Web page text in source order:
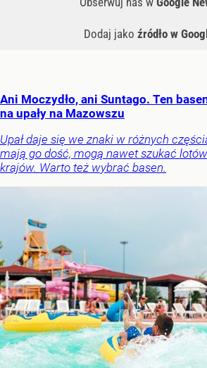
Dodaj jako źródło w
Ani Moczydło, ani Suntago. Ten
na upały na Mazowszu
Upał daje się we znaki w różnych
mają go dość, mogą nawet szukać
krajów. Warto też wybrać basen.